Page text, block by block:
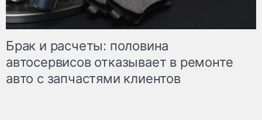
Брак и расчеты: половина
автосервисов отказывает в ремонте
авто с запчастями клиентов